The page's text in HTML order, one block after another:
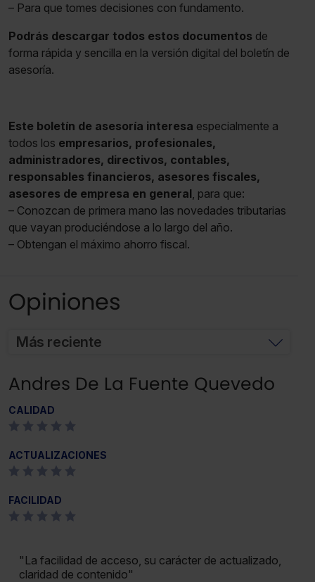
– Para que tomes decisiones con fundamento.
Podrás descargar todos estos documentos de
forma rápida y sencilla en la versión digital del boletín de
asesoría.
Este boletín de asesoría interesa especialmente a
todos los empresarios, profesionales,
administradores, directivos, contables,
responsables financieros, asesores fiscales,
asesores de empresa en general, para que:
– Conozcan de primera mano las novedades tributarias
que vayan produciéndose a lo largo del año.
– Obtengan el máximo ahorro fiscal.
Opiniones
Más reciente
Andres De La Fuente Quevedo
CALIDAD
ACTUALIZACIONES
FACILIDAD
"La facilidad de acceso, su carácter de actualizado,
claridad de contenido"